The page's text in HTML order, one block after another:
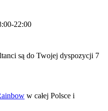
22:00
są do Twojej dyspozycji 7
w całej Polsce i